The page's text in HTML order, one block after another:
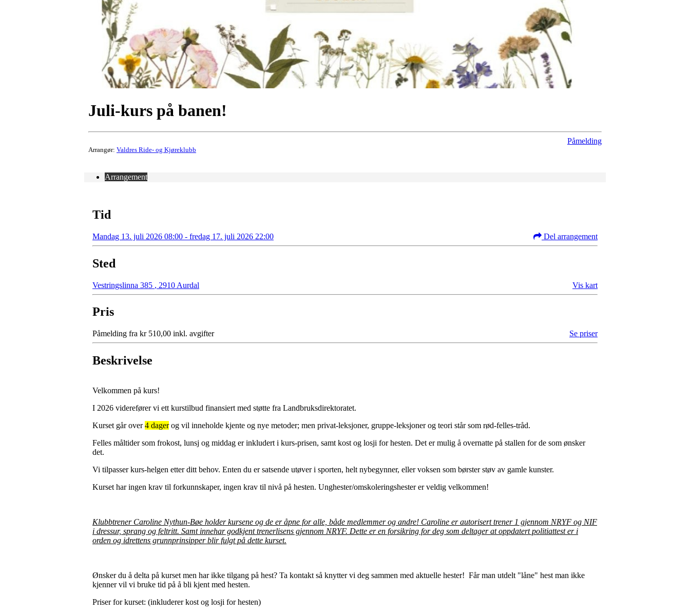
Juli-kurs på banen!
Arrangør: Valdres Ride- og Kjøreklubb
Påmelding
Arrangement
Tid
Mandag 13. juli 2026 08:00 - fredag 17. juli 2026 22:00 Del arrangement
Sted
Vestringslinna 385 , 2910 Aurdal Vis kart
Pris
Påmelding fra kr 510,00 inkl. avgifter Se priser
Beskrivelse
Velkommen på kurs!
I 2026 viderefører vi ett kurstilbud finansiert med støtte fra Landbruksdirektoratet.
Kurset går over4 dagerog vil inneholde kjente og nye metoder; men privat-leksjoner, gruppe-leksjoner og teori står som rød-felles-tråd.
Felles måltider som frokost, lunsj og middag er inkludert i kurs-prisen, samt kost og losji for hesten. Det er mulig å overnatte på stallen for de som ønsker
det.
Vi tilpasser kurs-helgen etter ditt behov. Enten du er satsende utøver i sporten, helt nybegynner, eller voksen som børster støv av gamle kunster.
Kurset har ingen krav til forkunnskaper, ingen krav til nivå på hesten. Unghester/omskoleringshester er veldig velkommen!
Klubbtrener Caroline Nythun-Bøe holder kursene og de er åpne for alle, både medlemmer og andre! Caroline er autorisert trener 1 gjennom NRYF og NIF
i dressur, sprang og feltritt. Samt innehar godkjent trenerlisens gjennom NRYF. Dette er en forsikring for deg som deltager at oppdatert politiattest er i
orden og idrettens grunnprinsipper blir fulgt på dette kurset.
Ønsker du å delta på kurset men har ikke tilgang på hest? Ta kontakt så knytter vi deg sammen med aktuelle hester! Får man utdelt "låne" hest man ikke
kjenner vil vi bruke tid på å bli kjent med hesten.
Priser for kurset: (inkluderer kost og losji for hesten)